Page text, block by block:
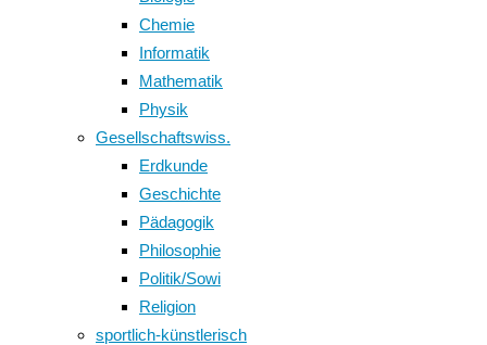
Chemie
Informatik
Mathematik
Physik
Gesellschaftswiss.
Erdkunde
Geschichte
Pädagogik
Philosophie
Politik/Sowi
Religion
sportlich-künstlerisch